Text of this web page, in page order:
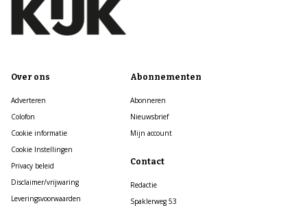
Over ons
Adverteren
Colofon
Cookie informatie
Cookie Instellingen
Privacy beleid
Disclaimer/vrijwaring
Leveringsvoorwaarden
Abonnementen
Abonneren
Nieuwsbrief
Mijn account
Contact
Redactie
Spaklerweg 53